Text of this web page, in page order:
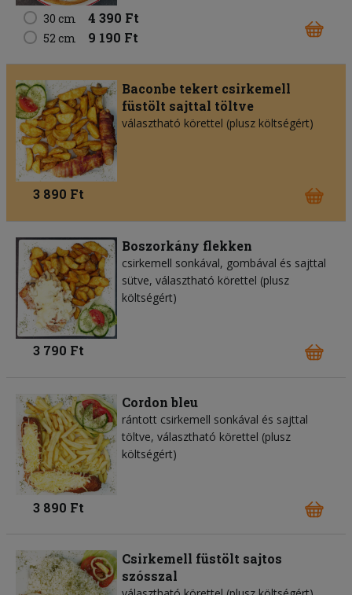
30 cm 4 390 Ft
52 cm 9 190 Ft
Baconbe tekert csirkemell
füstölt sajttal töltve
választható körettel (plusz költségért)
3 890 Ft
Boszorkány flekken
csirkemell sonkával, gombával és sajttal
sütve, választható körettel (plusz
költségért)
3 790 Ft
Cordon bleu
rántott csirkemell sonkával és sajttal
töltve, választható körettel (plusz
költségért)
3 890 Ft
Csirkemell füstölt sajtos
szósszal